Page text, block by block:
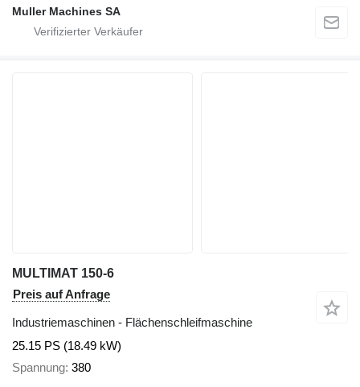
Muller Machines SA
MULTIMAT 150-6
Preis auf Anfrage
Industriemaschinen - Flächenschleifmaschine
25.15 PS (18.49 kW)
Spannung 380